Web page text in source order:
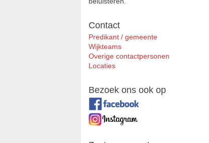
Contact
Predikant / gemeente
Wijkteams
Overige contactpersonen
Locaties
Bezoek ons ook op